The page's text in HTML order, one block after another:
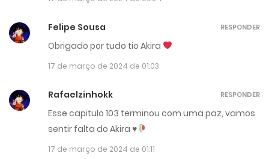
Felipe Sousa
Obrigado por tudo tio Akira
17 de março de 2024 de 01:03
RESPONDER
Rafaelzinhokk
Esse capitulo 103 terminou com uma paz, vamos
sentir falta do Akira ♥️
17 de março de 2024 de 01:11
RESPONDER